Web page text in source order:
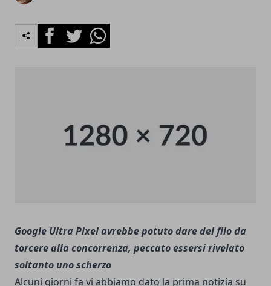
FacebookTwitterWhatsapp
Google Ultra Pixel avrebbe potuto dare del filo da
torcere alla concorrenza, peccato essersi rivelato
soltanto uno scherzo
Alcuni giorni fa vi abbiamo dato la prima notizia su